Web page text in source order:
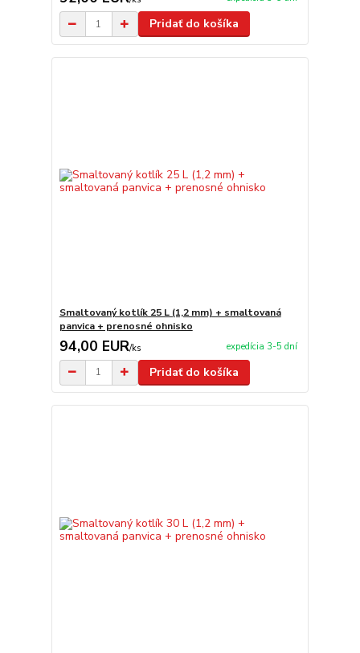
Pridať do košíka
Smaltovaný kotlík 25 L (1,2 mm) + smaltovaná
panvica + prenosné ohnisko
94,00 EUR/ks expedícia 3-5 dní
Pridať do košíka